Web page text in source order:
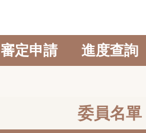
審定申請 進度查詢
委員名單